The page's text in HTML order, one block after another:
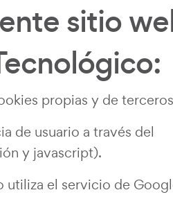
sitio
propias y de
de usuario a través del
y javascript).
utiliza el servicio de